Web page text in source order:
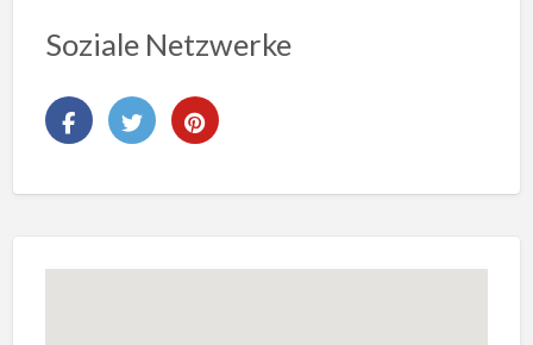
Soziale Netzwerke